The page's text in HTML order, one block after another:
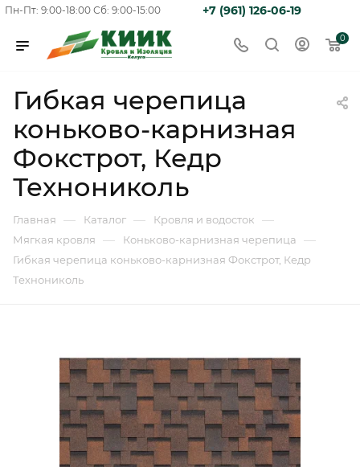
Пн-Пт: 9:00-18:00 Сб: 9:00-15:00 +7 (961) 126-06-19
0
Гибкая черепица
коньково-карнизная
Фокстрот, Кедр
Технониколь
Главная — Каталог — Кровля и водосток —
Мягкая кровля — Коньково-карнизная черепица —
Гибкая черепица коньково-карнизная Фокстрот, Кедр
Технониколь